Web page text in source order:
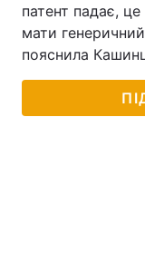
патент падає,
мати генеричний
пояснила